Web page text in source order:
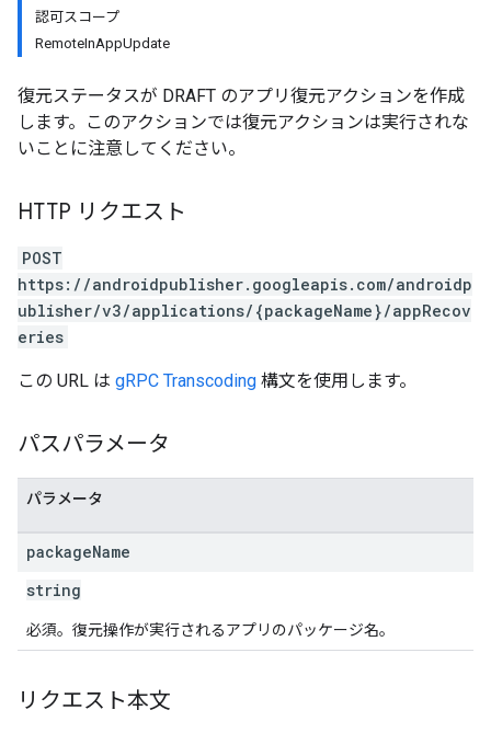
認可スコープ
RemoteInAppUpdate
復元ステータスが DRAFT のアプリ復元アクションを作成
します。このアクションでは復元アクションは実行されな
いことに注意してください。
HTTP リクエスト
POST
https://androidpublisher.googleapis.com/androidp
ublisher/v3/applications/{packageName}/appRecov
eries
この URL は gRPC Transcoding 構文を使用します。
パスパラメータ
パラメータ
packageName
string
必須。復元操作が実行されるアプリのパッケージ名。
リクエスト本文